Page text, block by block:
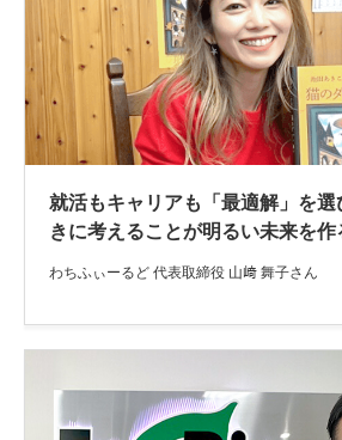
就活もキャリアも「最適解」を選
きに考えることが明るい未来を作
わちふぃーるど 代表取締役 山﨑 舞子さん